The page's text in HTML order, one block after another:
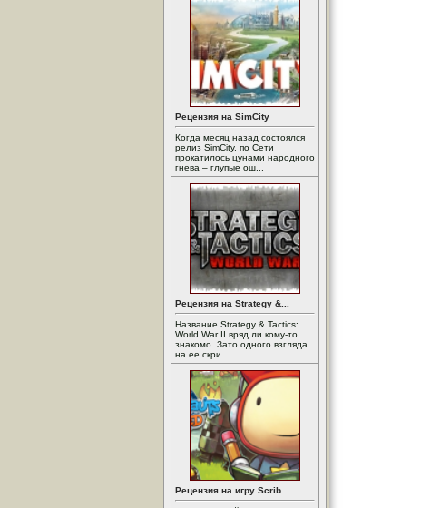
Рецензия на SimCity
Когда месяц назад состоялся
релиз SimCity, по Сети
прокатилось цунами народного
гнева – глупые ош...
Рецензия на Strategy &...
Название Strategy & Tactics:
World War II вряд ли кому-то
знакомо. Зато одного взгляда
на ее скри...
Рецензия на игру Scrib...